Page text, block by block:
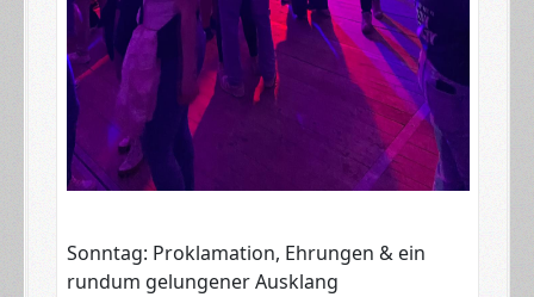
​Sonntag: Proklamation, Ehrungen & ein
rundum gelungener Ausklang